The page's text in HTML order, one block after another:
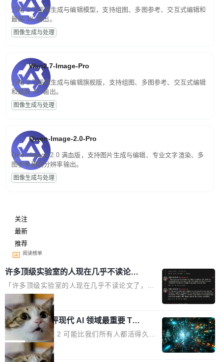
万相 2.7 图像生成与编辑模型，支持组图、多图参考、交互式编辑和
最高 2K 输出。
图像生成与处理
Wan2.7-Image-Pro
万相 2.7 图像生成与编辑旗舰版，支持组图、多图参考、交互式编辑
和最高 4K 输出。
图像生成与处理
Qwen-Image-2.0-Pro
Qwen-Image-2.0 满血版，支持图片生成与编辑、专业文字渲染、多
图参考和高分辨率输出。
图像生成与处理
关注
最新
推荐
阅读榜单
许多顶级实验室的人现在几乎不读论文
了
「许多顶级实验室的人现在几乎不读论文了，而
且他们认为 ICLR/ICML/NeurIPS 充斥着大量过
度宣传和欺诈。」 OpenAI 研究员 Keller Jorda
n 这条推文引发了广泛讨论。他不是在说风凉
话，他是说出了一个圈内人尽皆知但很少公开捅
破的事实。 Jordan 随后补充了一句软化声明：
「我不认为这些会议上大部分论文都在过度宣传
局
xAI 前工程师评现代 AI 领域最重要 Top
3 开源项目
Flash Attention 2 可能比我们所有人都活得久。
这句话不是来自某个技术博客，而是出自 Hieu
Pham 的一条推文。Hieu Pham 是谁？他是 xAI
局